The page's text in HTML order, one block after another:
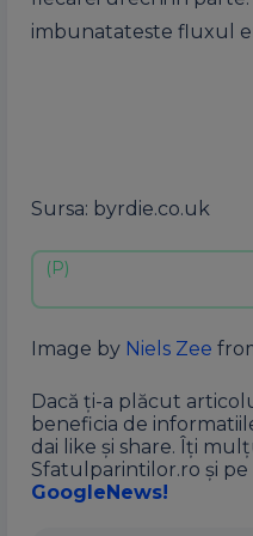
imbunatateste fluxul
Sursa: byrdie.co.uk
Image by Niels Zee
Dacă ți-a plăcut
beneficia de
dai like și share. Îți
Sfatulparintilor.ro și pe
GoogleNews!